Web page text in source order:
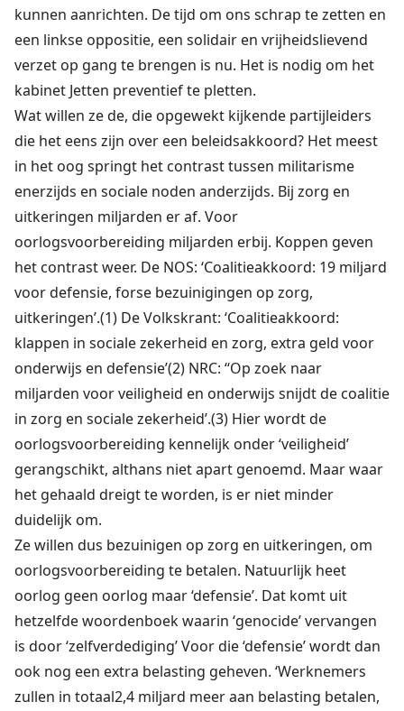
kunnen aanrichten. De tijd om ons schrap te zetten en
een linkse oppositie, een solidair en vrijheidslievend
verzet op gang te brengen is nu. Het is nodig om het
kabinet Jetten preventief te pletten.
Wat willen ze de, die opgewekt kijkende partijleiders
die het eens zijn over een beleidsakkoord? Het meest
in het oog springt het contrast tussen militarisme
enerzijds en sociale noden anderzijds. Bij zorg en
uitkeringen miljarden er af. Voor
oorlogsvoorbereiding miljarden erbij. Koppen geven
het contrast weer. De NOS: ‘Coalitieakkoord: 19 miljard
voor defensie, forse bezuinigingen op zorg,
uitkeringen’.(1) De Volkskrant: ‘Coalitieakkoord:
klappen in sociale zekerheid en zorg, extra geld voor
onderwijs en defensie’(2) NRC: ‘‘Op zoek naar
miljarden voor veiligheid en onderwijs snijdt de coalitie
in zorg en sociale zekerheid’.(3) Hier wordt de
oorlogsvoorbereiding kennelijk onder ‘veiligheid’
gerangschikt, althans niet apart genoemd. Maar waar
het gehaald dreigt te worden, is er niet minder
duidelijk om.
Ze willen dus bezuinigen op zorg en uitkeringen, om
oorlogsvoorbereiding te betalen. Natuurlijk heet
oorlog geen oorlog maar ‘defensie’. Dat komt uit
hetzelfde woordenboek waarin ‘genocide’ vervangen
is door ‘zelfverdediging’ Voor die ‘defensie’ wordt dan
ook nog een extra belasting geheven. ‘Werknemers
zullen in totaal2,4 miljard meer aan belasting betalen,